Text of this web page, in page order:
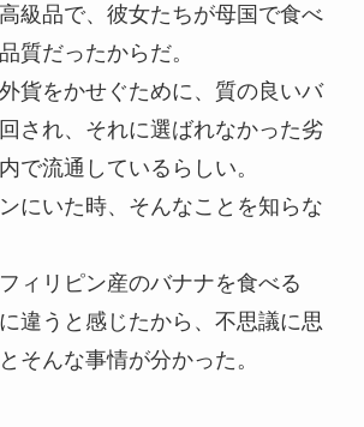
級品で、彼女たちが母国で食べ
質だったからだ。
貨をかせぐために、質の良いバ
され、それに選ばれなかった劣
で流通しているらしい。
にいた時、そんなことを知らな
ィリピン産のバナナを食べる
違うと感じたから、不思議に思
そんな事情が分かった。